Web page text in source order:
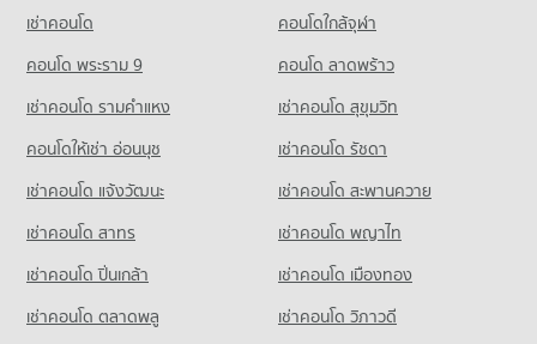
Condo for Rent near Petchburi Road Bangkok
46,773 properties for rent
Condo for Sale near Petchburi Road Bangkok
16,475 properties for sale
Condo New Petchburi Road Bangkok
PROJECT_COUNT
Condo for Rent near New Petchburi Road Bangkok
11,730 properties for sale
เช่าคอนโด
คอนโดใกล้จุฬา
คอนโด พระราม 9
คอนโด ลาดพร้าว
เช่าคอนโด รามคําแหง
เช่าคอนโด สุขุมวิท
คอนโดให้เช่า อ่อนนุช
เช่าคอนโด รัชดา
เช่าคอนโด แจ้งวัฒนะ
เช่าคอนโด สะพานควาย
เช่าคอนโด สาทร
เช่าคอนโด พญาไท
เช่าคอนโด ปิ่นเกล้า
เช่าคอนโด เมืองทอง
เช่าคอนโด ตลาดพลู
เช่าคอนโด วิภาวดี